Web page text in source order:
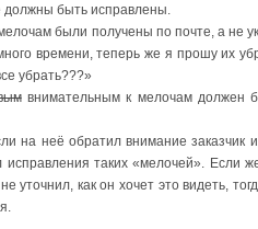
должны быть исправлены.
были получены по почте, а не
времени, теперь же я прошу их
убрать???»
внимательным к мелочам должен
на неё обратил внимание заказчик
таких «мелочей». Если
уточнил, как он хочет это видеть,